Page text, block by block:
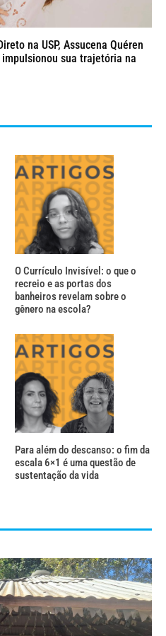
na USP, Assucena Quéren
sua trajetória na
O Currículo Invisível: o que o
recreio e as portas dos
banheiros revelam sobre o
gênero na escola?
Para além do descanso: o fim da
escala 6×1 é uma questão de
sustentação da vida